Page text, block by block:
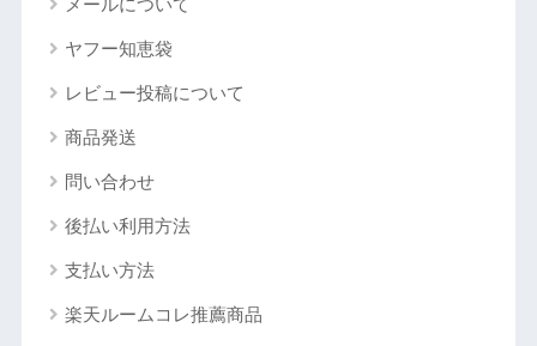
ヤフー知恵袋
レビュー投稿について
商品発送
問い合わせ
後払い利用方法
支払い方法
楽天ルームコレ推薦商品